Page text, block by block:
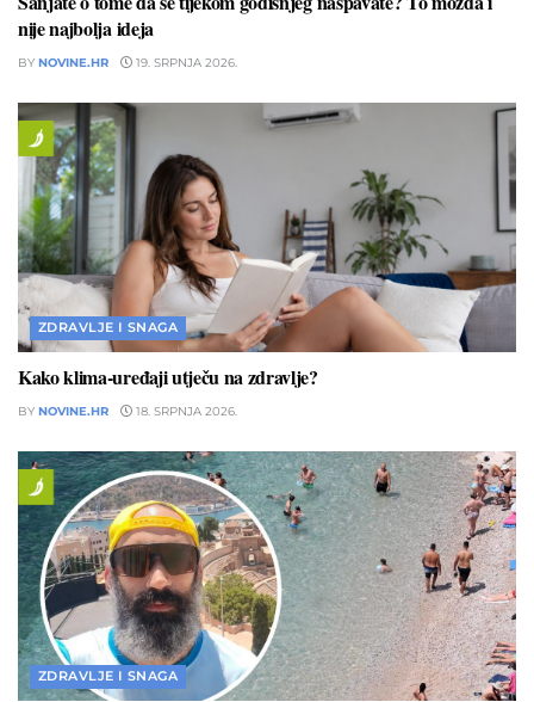
nije najbolja ideja
BY NOVINE.HR 19. SRPNJA 2026.
ZDRAVLJE I SNAGA
Kako klima-uređaji utječu na zdravlje?
BY NOVINE.HR 18. SRPNJA 2026.
ZDRAVLJE I SNAGA